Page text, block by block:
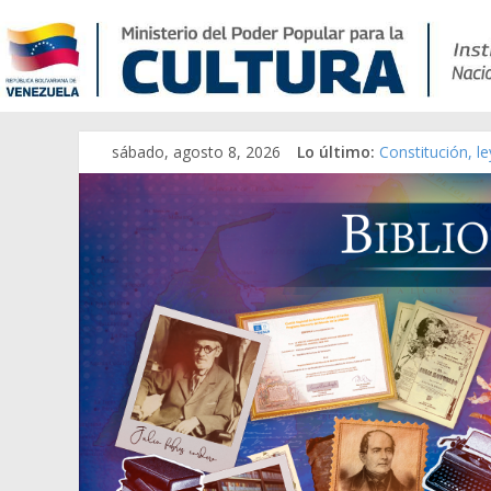
sábado, agosto 8, 2026 Lo último: Constitución,
Una Parálisis
Modesta Bor
Gaceta Oficial
Catálogo